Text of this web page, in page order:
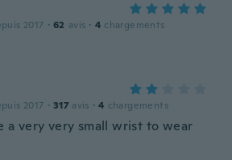
2017 · 62 avis · 4 chargements
2017 · 317 avis · 4 chargements
a very very small wrist to wear